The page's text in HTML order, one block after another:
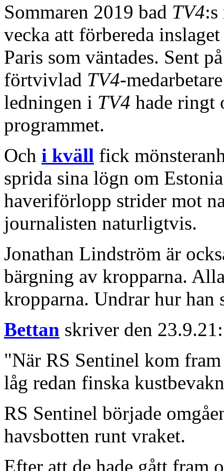
Sommaren 2019 bad TV4
vecka att förbereda
Paris som väntades. Sent
förtvivlad TV4-
ledningen i TV4 hade ringt
programmet.
Och i kväll fick
sprida sina lögn om
haveriförlopp strider mot
journalisten naturligtvis.
Jonathan Lindström är
bärgning av kropparna.
kropparna. Undrar hur han
Bettan skriver den 23.9.21:
"När RS Sentinel kom
låg redan finska
RS Sentinel började
havsbotten runt vraket.
Efter att de hade gått fram